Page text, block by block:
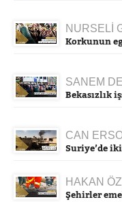
NURSELİ
Korkunun
SANEM
Bekasızlık
CAN
Suriye’de
HAKAN
Şehirler